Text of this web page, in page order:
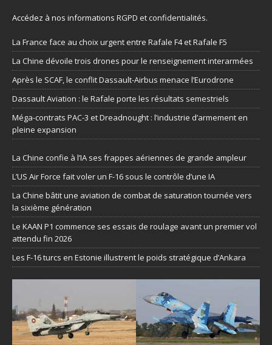
Accédez à nos informations RGPD et confidentialités.
La France face au choix urgent entre Rafale F4 et Rafale F5
La Chine dévoile trois drones pour le renseignement interarmées
Après le SCAF, le conflit Dassault-Airbus menace l’Eurodrone
Dassault Aviation : le Rafale porte les résultats semestriels
Méga-contrats PAC-3 et Dreadnought : l’industrie d’armement en
pleine expansion
La Chine confie à l’IA ses frappes aériennes de grande ampleur
L’US Air Force fait voler un F-16 sous le contrôle d’une IA
La Chine bâtit une aviation de combat de saturation tournée vers
la sixième génération
Le KAAN P1 commence ses essais de roulage avant un premier vol
attendu fin 2026
Les F-16 turcs en Estonie illustrent le poids stratégique d’Ankara